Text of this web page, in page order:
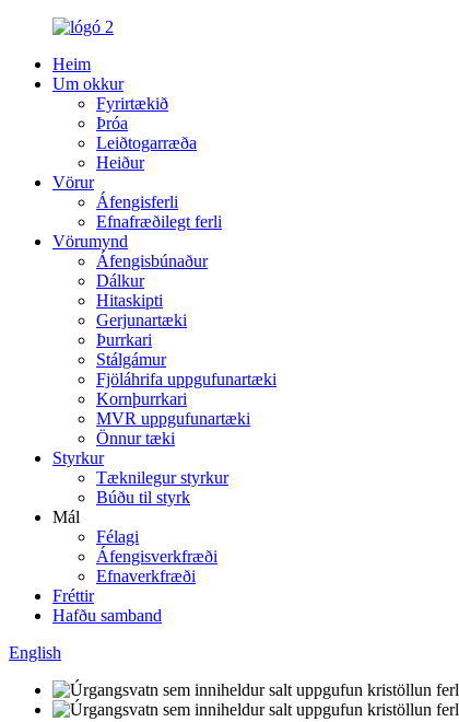
Heim
Um okkur
Fyrirtækið
Þróa
Leiðtogarræða
Heiður
Vörur
Áfengisferli
Efnafræðilegt ferli
Vörumynd
Áfengisbúnaður
Dálkur
Hitaskipti
Gerjunartæki
Þurrkari
Stálgámur
Fjöláhrifa uppgufunartæki
Kornþurrkari
MVR uppgufunartæki
Önnur tæki
Styrkur
Tæknilegur styrkur
Búðu til styrk
Mál
Félagi
Áfengisverkfræði
Efnaverkfræði
Fréttir
Hafðu samband
English